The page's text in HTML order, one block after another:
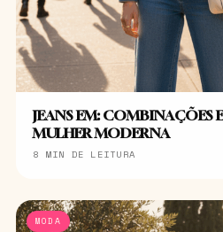
JEANS EM: COMBINAÇÕES
MULHER MODERNA
8 MIN DE LEITURA
MODA